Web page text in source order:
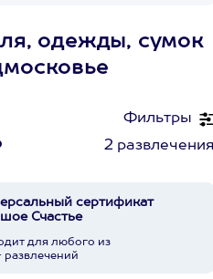
одежды, сумок
Фильтры
2
сертификат
Счастье
для любого из
развлечений